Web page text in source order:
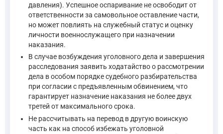
Важно отметить, что сын был найден сотрудниками и
Статья 142. Явка с повинной 1. Заявление о явке с
—Уголовно-процессуальный кодекс Российской
При наличии смягчающих обстоятельств, перечисленных в
Статья 62. Назначение наказания при наличии
При наличии смягчающих обстоятельств,
—Уголовный кодекс Российской Федерации, ст. 62
давления). Успешное оспаривание не освободит от
ответственности за самовольное оставление части,
но может повлиять на служебный статус и оценку
личности военнослужащего при назначении
наказания.
В случае возбуждения уголовного дела и завершения
расследования заявить ходатайство о рассмотрении
дела в особом порядке судебного разбирательства
при согласии с предъявленным обвинением, что
гарантирует назначение наказания не более двух
третей от максимального срока.
Не рассчитывать на перевод в другую воинскую
часть как на способ избежать уголовной